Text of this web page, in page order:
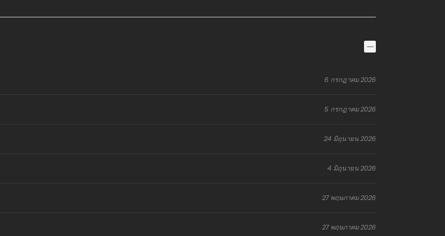
6 กรกฎาคม 2026
5 กรกฎาคม 2026
24 มิถุนายน 2026
4 มิถุนายน 2026
27 พฤษภาคม 2026
27 พฤษภาคม 2026